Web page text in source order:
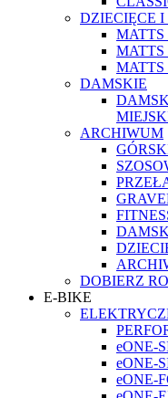
DZIECIĘCE
MATTS
MATTS
MATTS
DAMSKIE
ARCHIWUM
DOBIERZ
E-BIKE
eONE-
eONE-
eONE-